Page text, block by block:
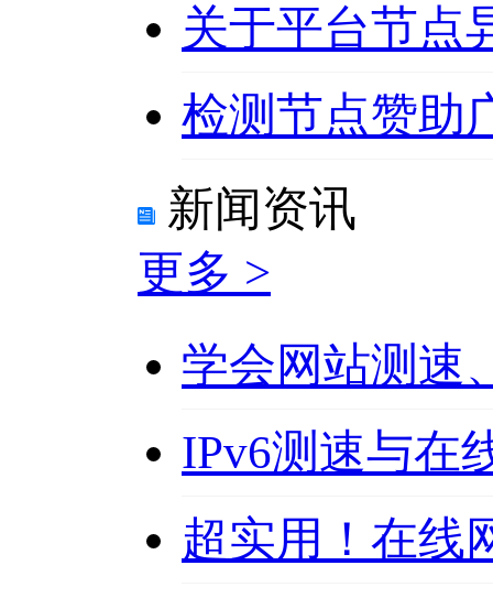
关于平台节点
检测节点赞助
新闻资讯
更多 >
学会网站测速
IPv6测速与在
超实用！在线